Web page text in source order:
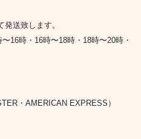
送致します。
16時・16時〜18時・18時〜20時・
・AMERICAN EXPRESS）